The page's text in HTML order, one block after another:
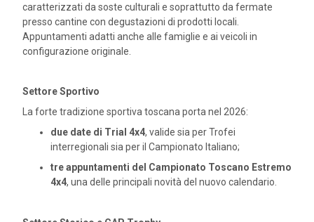
caratterizzati da soste culturali e soprattutto da fermate
presso cantine con degustazioni di prodotti locali.
Appuntamenti adatti anche alle famiglie e ai veicoli in
configurazione originale.
Settore Sportivo
La forte tradizione sportiva toscana porta nel 2026:
due date di Trial 4x4, valide sia per Trofei
interregionali sia per il Campionato Italiano;
tre appuntamenti del Campionato Toscano Estremo
4x4, una delle principali novità del nuovo calendario.